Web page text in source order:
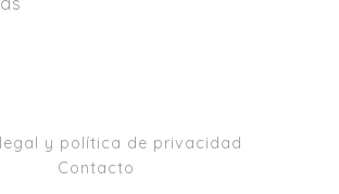
y política de privacidad
Contacto